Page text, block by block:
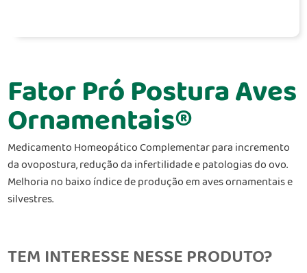
Fator Pró Postura Aves
Ornamentais®
Medicamento Homeopático Complementar para incremento
da ovopostura, redução da infertilidade e patologias do ovo.
Melhoria no baixo índice de produção em aves ornamentais e
silvestres.
TEM INTERESSE NESSE PRODUTO?